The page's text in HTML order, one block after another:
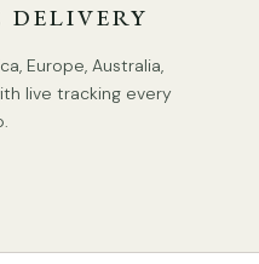
DELIVERY
Europe, Australia,
live tracking every